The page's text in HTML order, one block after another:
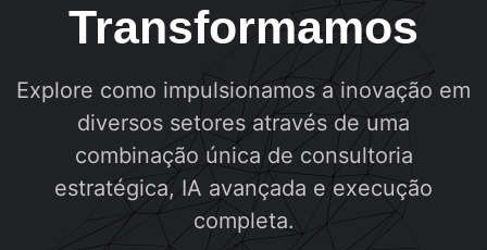
Transformamos
Explore como impulsionamos a inovação em
diversos setores através de uma
combinação única de consultoria
estratégica, IA avançada e execução
completa.